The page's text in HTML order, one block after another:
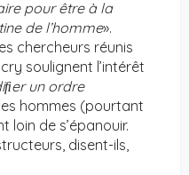
pour être à la
de l’homme».
chercheurs réunis
soulignent l’intérêt
un ordre
hommes (pourtant
loin de s’épanouir.
disent-ils,